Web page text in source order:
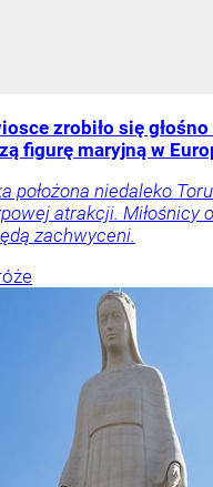
zrobiło się
figurę maryjną w
położona niedaleko
atrakcji. Miłośnicy
zachwyceni.